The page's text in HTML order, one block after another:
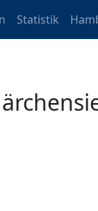
Statistik